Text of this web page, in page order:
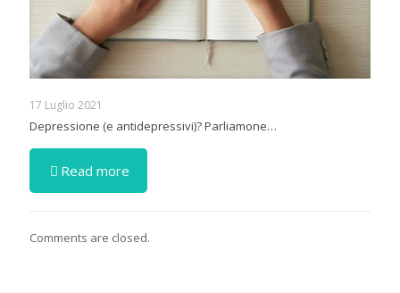
17 Luglio 2021
Depressione (e antidepressivi)? Parliamone…
Read more
Comments are closed.